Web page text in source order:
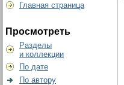
Главная страница
Просмотреть
Разделы
и коллекции
По дате
По автору